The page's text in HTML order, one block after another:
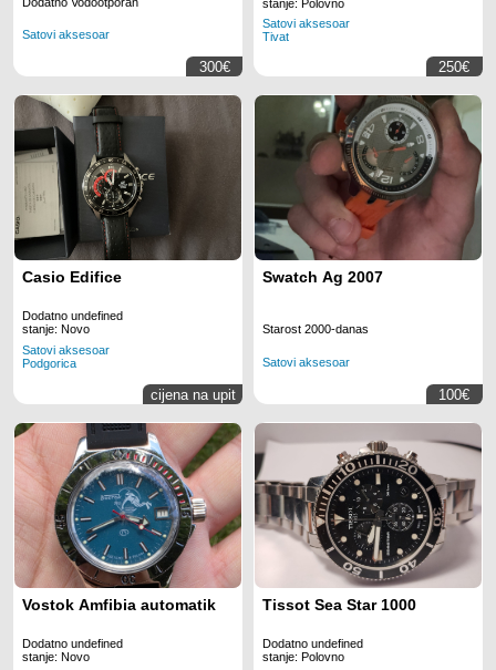
Satovi aksesoar
300€
stanje: Polovno
Satovi aksesoar
Tivat
250€
Casio Edifice
Dodatno undefined
stanje: Novo
Satovi aksesoar
Podgorica
cijena na upit
Swatch Ag 2007
Starost 2000-danas
Satovi aksesoar
100€
Vostok Amfibia automatik
Dodatno undefined
stanje: Novo
Tissot Sea Star 1000
Dodatno undefined
stanje: Polovno